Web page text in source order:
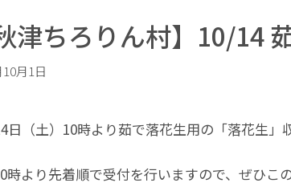
秋津ちろりん村】10/14
月1日
日（土）10時より茹で落花生用の「落花生」
時より先着順で受付を行いますので、ぜひ